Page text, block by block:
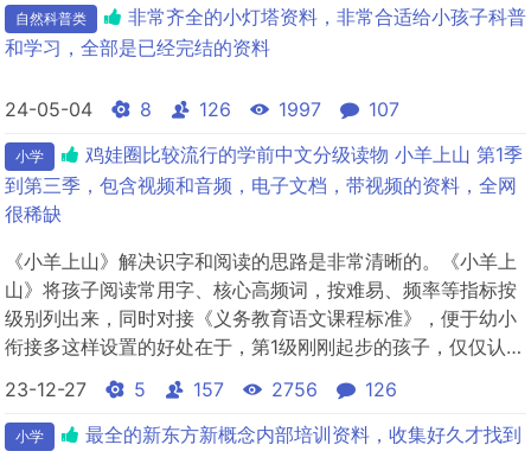
自然科普类
非常齐全的小灯塔资料，非常合适给小孩子科普
和学习，全部是已经完结的资料
24-05-04 8 126 1997 107
小学
鸡娃圈比较流行的学前中文分级读物 小羊上山 第1季
到第三季，包含视频和音频，电子文档，带视频的资料，全网
很稀缺
《小羊上山》解决识字和阅读的思路是非常清晰的。《小羊上
山》将孩子阅读常用字、核心高频词，按难易、频率等指标按
级别列出来，同时对接《义务教育语文课程标准》，便于幼小
衔接多这样设置的好处在于，第1级刚刚起步的孩子，仅仅认识
几十个字，就可以基本上无障碍地读完10册书，对孩子来说成
就感满满色
23-12-27 5 157 2756 126
小学
最全的新东方新概念内部培训资料，收集好久才找到